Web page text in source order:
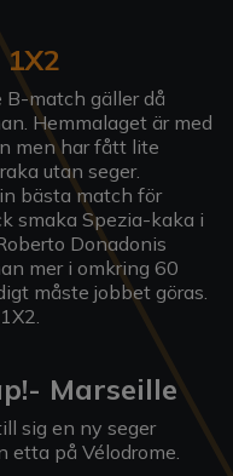
match gäller då
Hemmalaget är med
men har fått lite
utan seger.
bästa match för
smaka Spezia-kaka i
Donadonis
mer i omkring 60
måste jobbet göras.
Marseille
sig en ny seger
etta på Vélodrome.